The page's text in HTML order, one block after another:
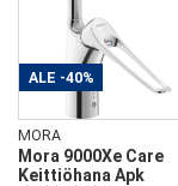
ALE -40%
MORA
Mora 9000Xe Care
Keittiöhana Apk